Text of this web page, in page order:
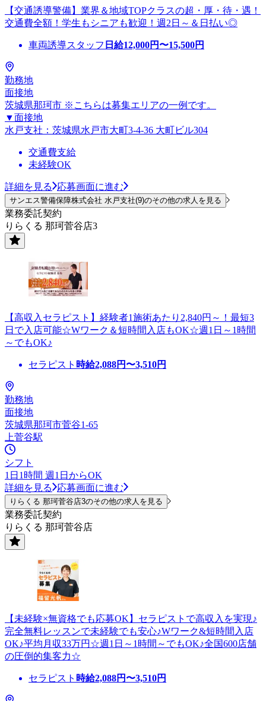
【交通誘導警備】業界＆地域TOPクラスの超・厚・待・遇！
交通費全額！学生もシニアも歓迎！週2日～＆日払い◎
車両誘導スタッフ 日給12,000円〜15,500円
勤務地
面接地
茨城県那珂市 ※こちらは募集エリアの一例です。
▼面接地
水戸支社：茨城県水戸市大町3-4-36 大町ビル304
交通費支給
未経験OK
詳細を見る 応募画面に進む
サンエス警備保障株式会社 水戸支社(9)のその他の求人を見る
業務委託契約
りらくる 那珂菅谷店3
【高収入セラピスト】経験者1施術あたり2,840円～！最短3
日で入店可能☆Wワーク＆短時間入店もOK☆週1日～1時間
～でもOK♪
セラピスト 時給2,088円〜3,510円
勤務地
面接地
茨城県那珂市菅谷1-65
上菅谷駅
シフト
1日1時間 週1日からOK
詳細を見る
応募画面に進む
りらくる 那珂菅谷店3のその他の求人を見る
業務委託契約
りらくる 那珂菅谷店
【未経験×無資格でも応募OK】セラピストで高収入を実現♪
完全無料レッスンで未経験でも安心♪Wワーク&短時間入店
OK♪平均月収33万円☆週1日～1時間～でもOK♪全国600店舗
の圧倒的集客力☆
セラピスト 時給2,088円〜3,510円